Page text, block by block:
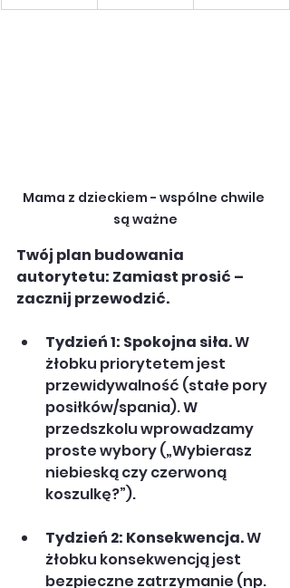
Mama z dzieckiem - wspólne chwile
są ważne
Twój plan budowania
autorytetu: Zamiast prosić –
zacznij przewodzić.
Tydzień 1: Spokojna siła. W
żłobku priorytetem jest
przewidywalność (stałe pory
posiłków/spania). W
przedszkolu wprowadzamy
proste wybory („Wybierasz
niebieską czy czerwoną
koszulkę?”).
Tydzień 2: Konsekwencja. W
żłobku konsekwencją jest
bezpieczne zatrzymanie (np.